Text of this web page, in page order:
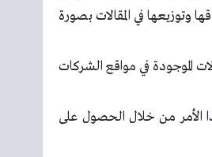
وتوزيعها في المقالات بصورة
الموجودة في مواقع الشركات
الأمر من خلال الحصول على